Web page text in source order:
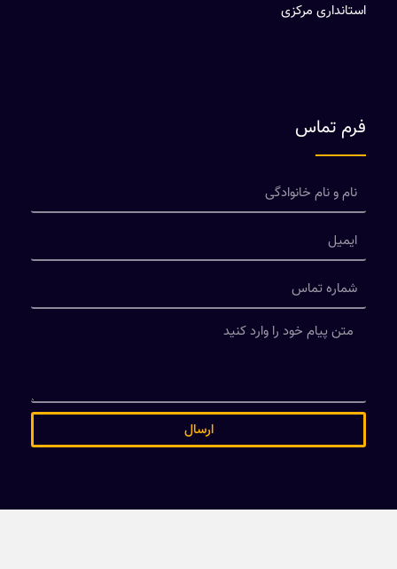
استانداری مرکزی
فرم تماس
ارسال